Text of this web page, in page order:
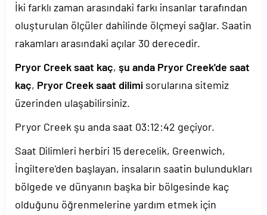
İki farklı zaman arasındaki farkı insanlar tarafından
oluşturulan ölçüler dahilinde ölçmeyi sağlar. Saatin
rakamları arasındaki açılar 30 derecedir.
Pryor Creek saat kaç, şu anda Pryor Creek'de saat
kaç, Pryor Creek saat dilimi sorularına sitemiz
üzerinden ulaşabilirsiniz.
Pryor Creek şu anda saat 03:12:42 geçiyor.
Saat Dilimleri herbiri 15 derecelik, Greenwich,
İngiltere'den başlayan, insaların saatin bulundukları
bölgede ve dünyanın başka bir bölgesinde kaç
olduğunu öğrenmelerine yardım etmek için